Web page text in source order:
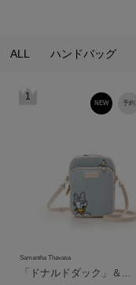
ALL ハンドバッグ
1
予約
NEW
Samantha Thavasa
「ドナルドダック」＆...